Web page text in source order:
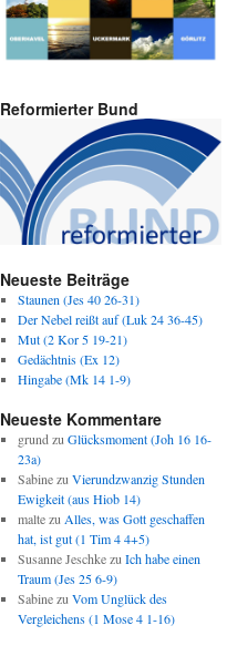
Reformierter Bund
Neueste Beiträge
Staunen (Jes 40 26-31)
Der Nebel reißt auf (Luk 24 36-45)
Mut (2 Kor 5 19-21)
Gedächtnis (Ex 12)
Hingabe (Mk 14 1-9)
Neueste Kommentare
grundzuGlücksmoment (Joh 16 16-
23a)
SabinezuVierundzwanzig Stunden
Ewigkeit (aus Hiob 14)
maltezuAlles, was Gott geschaffen
hat, ist gut (1 Tim 4 4+5)
Susanne JeschkezuIch habe einen
Traum (Jes 25 6-9)
SabinezuVom Unglück des
Vergleichens (1 Mose 4 1-16)